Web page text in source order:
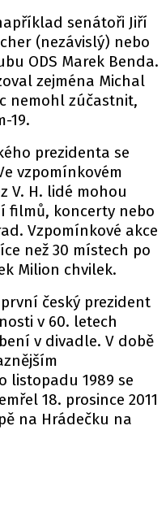
senátoři Jiří
(nezávislý) nebo
ODS Marek Benda.
zejména Michal
nemohl zúčastnit,
19.
prezidenta se
vzpomínkovém
V. H. lidé mohou
filmů, koncerty nebo
Vzpomínkové akce
než 30 místech po
Milion chvilek.
český prezident
v 60. letech
v divadle. V době
listopadu 1989 se
18. prosince 2011
na Hrádečku na